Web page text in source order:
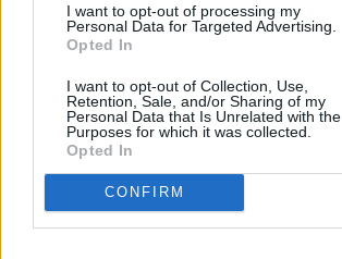
I want to opt-out of processing my
Personal Data for Targeted Advertising.
Opted In
I want to opt-out of Collection, Use,
Retention, Sale, and/or Sharing of my
Personal Data that Is Unrelated with the
Purposes for which it was collected.
Opted In
CONFIRM